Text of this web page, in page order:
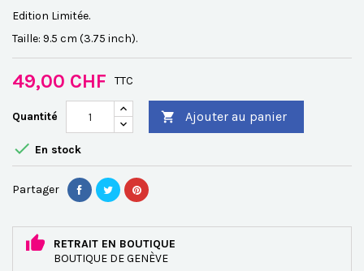
Edition Limitée.
Taille: 9.5 cm (3.75 inch).
49,00 CHF TTC
Quantité  Ajouter au panier
 En stock
Partager
RETRAIT EN BOUTIQUE
BOUTIQUE DE GENÈVE